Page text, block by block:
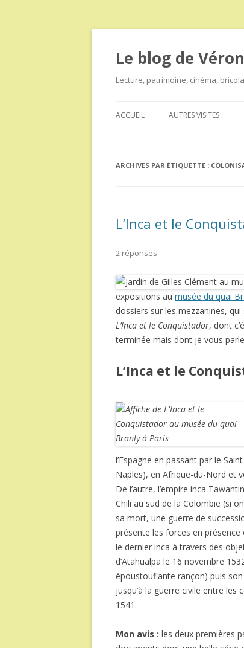
Le blog de
Lecture, patrimoine, cinéma,
ACCUEIL AUTRES VISITES
ARCHIVES PAR ÉTIQUETTE :
L’Inca et le
2 réponses
expositions au musée du quai
dossiers sur les mezzanines,
L’Inca et le Conquistador, dont
terminée mais dont je vous
L’Inca et le
l’Espagne en passant par le
Naples), en Afrique-du-Nord et
De l’autre, l’empire inca
Chili au sud de la Colombie (si
sa mort, une guerre de
présente les forces en
le dernier inca à travers des
d’Atahualpa le 16 novembre
époustouflante rançon) puis
jusqu’à la guerre civile entre les
1541.
Mon avis : les deux premières